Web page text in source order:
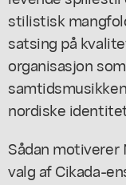
stilistisk
satsing på
organisasjon
nordiske
Sådan motiverer
valg af Cikada-